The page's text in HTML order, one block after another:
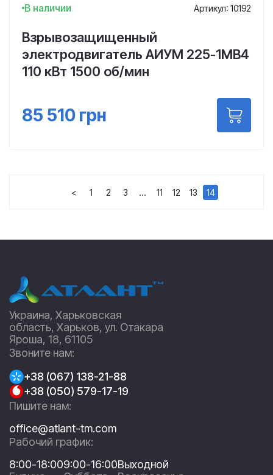
В наличии Артикул: 10192
Взрывозащищенный
электродвигатель АИУМ 225-1МВ4
110 кВт 1500 об/мин
85 510 грн
< 1 2 3 … 11 12 13 14
Украина, Харьковская
область, Харьков, ул. Отакара
Яроша, 18, 61105
Звоните нам:
+38 (067) 138-21-88
+38 (050) 579-17-19
Пишите нам:
office@atlant-tm.com
Рабочий график:
8:00-18:009:00-16:00Выходной